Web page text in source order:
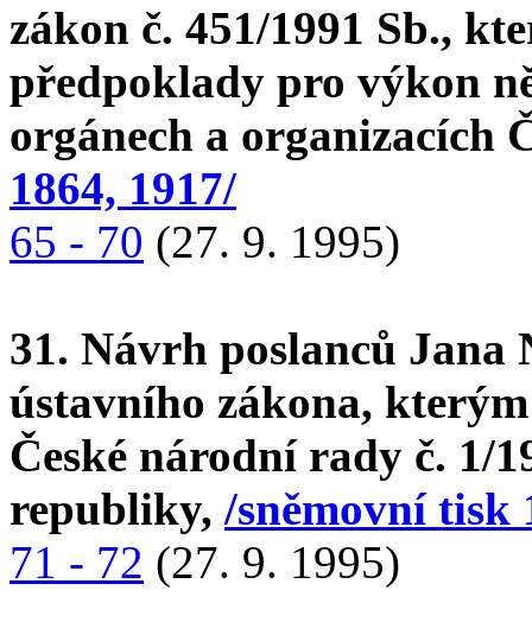
zákon č. 451/1991 Sb.,
předpoklady pro výkon
orgánech a organizacích
1864, 1917/
65 - 70 (27. 9. 1995)
31. Návrh poslanců
ústavního zákona,
České národní rady č. 1/
republiky, /sněmovní tisk
71 - 72 (27. 9. 1995)